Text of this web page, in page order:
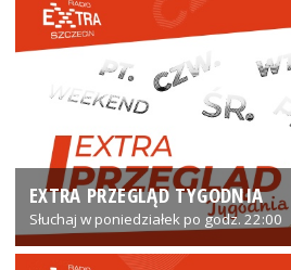
EXTRA PRZEGLĄD TYGODNIA
Słuchaj w poniedziałek po godz. 22:00